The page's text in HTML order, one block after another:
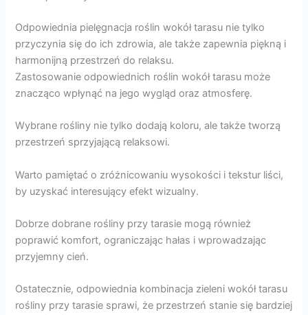
Odpowiednia pielęgnacja roślin wokół tarasu nie tylko
przyczynia się do ich zdrowia, ale także zapewnia piękną i
harmonijną przestrzeń do relaksu.
Zastosowanie odpowiednich roślin wokół tarasu może
znacząco wpłynąć na jego wygląd oraz atmosferę.
Wybrane rośliny nie tylko dodają koloru, ale także tworzą
przestrzeń sprzyjającą relaksowi.
Warto pamiętać o zróżnicowaniu wysokości i tekstur liści,
by uzyskać interesujący efekt wizualny.
Dobrze dobrane rośliny przy tarasie mogą również
poprawić komfort, ograniczając hałas i wprowadzając
przyjemny cień.
Ostatecznie, odpowiednia kombinacja zieleni wokół tarasu
rośliny przy tarasie sprawi, że przestrzeń stanie się bardziej